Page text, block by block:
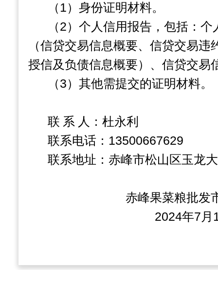
（ 1）身份证明材料。
（2）个人信用报告，包括：
（信贷交易信息概要、信贷交易
授信及负债信息概要）、信贷交易
（3）其他需提交的证明材料。
联 系 人：杜永利
联系电话： 13500667629
联系地址：赤峰市松山区玉龙
赤峰果菜粮批发
2024年7 月